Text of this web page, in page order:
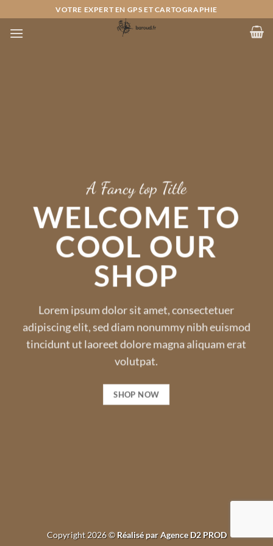
au
contenu
VOTRE EXPERT EN GPS ET CARTOGRAPHIE
A Fancy top Title
WELCOME TO
COOL OUR
SHOP
Lorem ipsum dolor sit amet, consectetuer
adipiscing elit, sed diam nonummy nibh euismod
tincidunt ut laoreet dolore magna aliquam erat
volutpat.
SHOP NOW
Copyright 2026 ©Réalisé par Agence D2 PROD